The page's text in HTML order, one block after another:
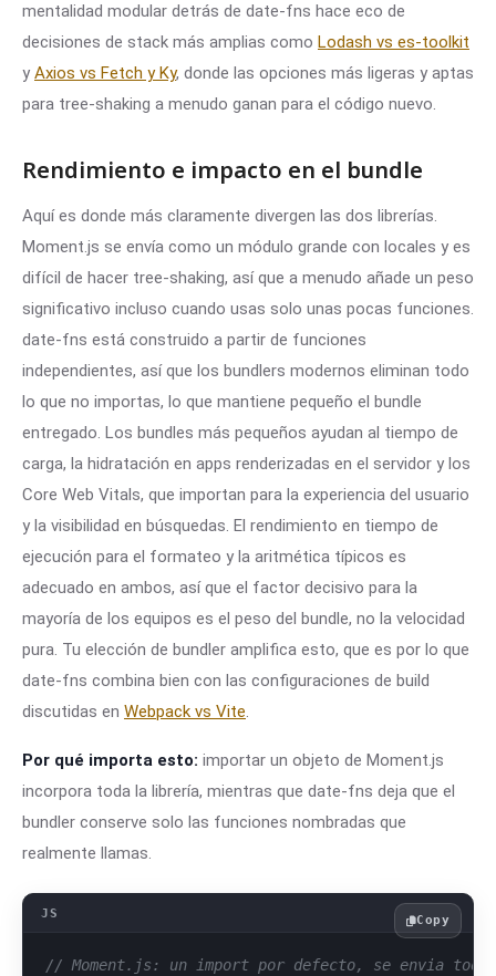
mentalidad modular detrás de date-fns hace eco de
decisiones de stack más amplias como Lodash vs es-toolkit
y Axios vs Fetch y Ky, donde las opciones más ligeras y aptas
para tree-shaking a menudo ganan para el código nuevo.
Rendimiento e impacto en el bundle
Aquí es donde más claramente divergen las dos librerías.
Moment.js se envía como un módulo grande con locales y es
difícil de hacer tree-shaking, así que a menudo añade un peso
significativo incluso cuando usas solo unas pocas funciones.
date-fns está construido a partir de funciones
independientes, así que los bundlers modernos eliminan todo
lo que no importas, lo que mantiene pequeño el bundle
entregado. Los bundles más pequeños ayudan al tiempo de
carga, la hidratación en apps renderizadas en el servidor y los
Core Web Vitals, que importan para la experiencia del usuario
y la visibilidad en búsquedas. El rendimiento en tiempo de
ejecución para el formateo y la aritmética típicos es
adecuado en ambos, así que el factor decisivo para la
mayoría de los equipos es el peso del bundle, no la velocidad
pura. Tu elección de bundler amplifica esto, que es por lo que
date-fns combina bien con las configuraciones de build
discutidas en Webpack vs Vite.
Por qué importa esto: importar un objeto de Moment.js
incorpora toda la librería, mientras que date-fns deja que el
bundler conserve solo las funciones nombradas que
realmente llamas.
// Moment.js: un import por defecto, se envia
Copy